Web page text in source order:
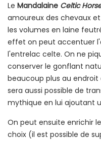
Le Mandalaine Celtic
amoureux des chevaux et
les volumes en laine
effet on peut accentuer
l'entrelac celte. On ne
conserver le gonflant
beaucoup plus au endroit
sera aussi possible de
mythique en lui ajoutant
On peut ensuite enrichir
choix (il est possible de